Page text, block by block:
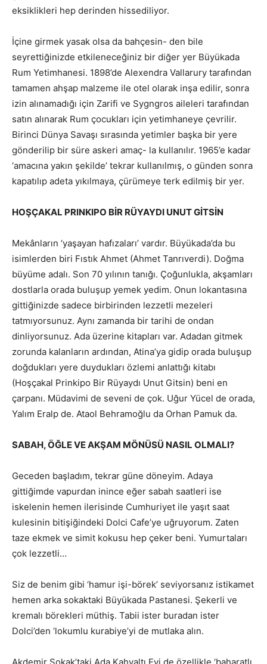
eksiklikleri hep derinden hissediliyor.
İçine girmek yasak olsa da bahçesin- den bile
seyrettiğinizde etkileneceğiniz bir diğer yer Büyükada
Rum Yetimhanesi. 1898’de Alexendra Vallarury tarafından
tamamen ahşap malzeme ile otel olarak inşa edilir, sonra
izin alınamadığı için Zarifi ve Sygngros aileleri tarafından
satın alınarak Rum çocukları için yetimhaneye çevrilir.
Birinci Dünya Savaşı sırasında yetimler başka bir yere
gönderilip bir süre askeri amaç- la kullanılır. 1965’e kadar
‘amacına yakın şekilde’ tekrar kullanılmış, o günden sonra
kapatılıp adeta yıkılmaya, çürümeye terk edilmiş bir yer.
HOŞÇAKAL PRINKIPO BİR RÜYAYDI UNUT GİTSİN
Mekânların ‘yaşayan hafızaları’ vardır. Büyükada’da bu
isimlerden biri Fıstık Ahmet (Ahmet Tanrıverdi). Doğma
büyüme adalı. Son 70 yılının tanığı. Çoğunlukla, akşamları
dostlarla orada buluşup yemek yedim. Onun lokantasına
gittiğinizde sadece birbirinden lezzetli mezeleri
tatmıyorsunuz. Aynı zamanda bir tarihi de ondan
dinliyorsunuz. Ada üzerine kitapları var. Adadan gitmek
zorunda kalanların ardından, Atina’ya gidip orada buluşup
doğdukları yere duydukları özlemi anlattığı kitabı
(Hoşçakal Prinkipo Bir Rüyaydı Unut Gitsin) beni en
çarpanı. Müdavimi de seveni de çok. Uğur Yücel de orada,
Yalım Eralp de. Ataol Behramoğlu da Orhan Pamuk da.
SABAH, ÖĞLE VE AKŞAM MÖNÜSÜ NASIL OLMALI?
Geceden başladım, tekrar güne döneyim. Adaya
gittiğimde vapurdan inince eğer sabah saatleri ise
iskelenin hemen ilerisinde Cumhuriyet ile yaşıt saat
kulesinin bitişiğindeki Dolci Cafe’ye uğruyorum. Zaten
taze ekmek ve simit kokusu hep çeker beni. Yumurtaları
çok lezzetli…
Siz de benim gibi ‘hamur işi-börek’ seviyorsanız istikamet
hemen arka sokaktaki Büyükada Pastanesi. Şekerli ve
kremalı börekleri müthiş. Tabii ister buradan ister
Dolci’den ‘lokumlu kurabiye’yi de mutlaka alın.